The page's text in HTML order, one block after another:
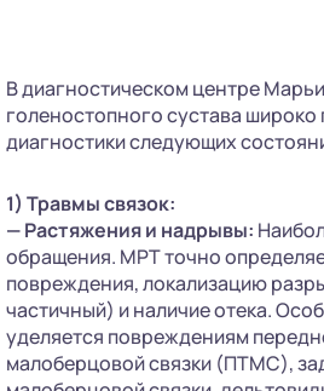
В диагностическом центре
голеностопного сустава широко
диагностики следующих
1) Травмы связок:
— Растяжения и надрывы:
обращения. МРТ точно
повреждения, локализацию
частичный) и наличие отека.
уделяется повреждениям
малоберцовой связки (ПТМС),